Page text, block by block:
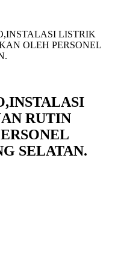
LISTRIK
OLEH PERSONEL
RUTIN
SELATAN.